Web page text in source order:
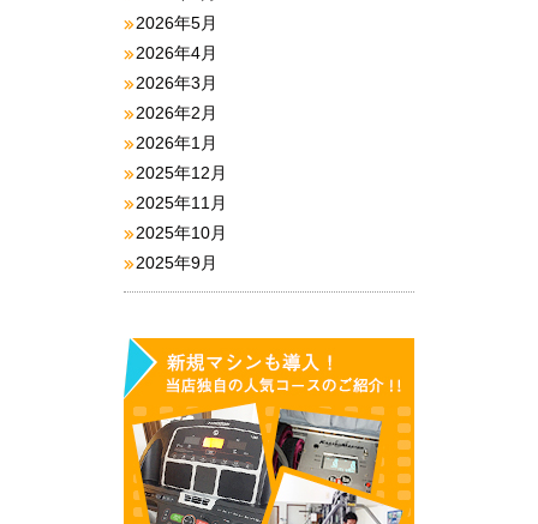
2026年5月
2026年4月
2026年3月
2026年2月
2026年1月
2025年12月
2025年11月
2025年10月
2025年9月